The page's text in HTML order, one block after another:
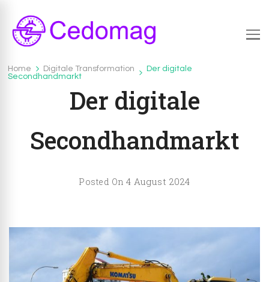
Cedomag.com
Digitalisierung
Home Digitale Transformation
Der digitale
SecondhandmarktDigitale Transformation
Der digitale
Secondhandmarkt
Posted On4 August 2024